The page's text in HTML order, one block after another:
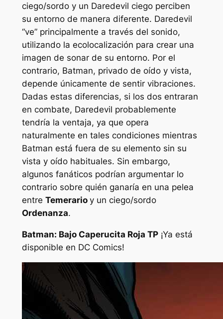
ciego/sordo y un Daredevil ciego perciben
su entorno de manera diferente. Daredevil
“ve” principalmente a través del sonido,
utilizando la ecolocalización para crear una
imagen de sonar de su entorno. Por el
contrario, Batman, privado de oído y vista,
depende únicamente de sentir vibraciones.
Dadas estas diferencias, si los dos entraran
en combate, Daredevil probablemente
tendría la ventaja, ya que opera
naturalmente en tales condiciones mientras
Batman está fuera de su elemento sin su
vista y oído habituales. Sin embargo,
algunos fanáticos podrían argumentar lo
contrario sobre quién ganaría en una pelea
entre Temerario y un ciego/sordo
Ordenanza.
Batman: Bajo Caperucita Roja TP¡Ya está
disponible en DC Comics!